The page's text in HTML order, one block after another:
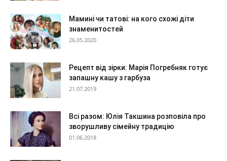
Мамині чи татові: на кого схожі діти
знаменитостей
26.05.2020
Рецепт від зірки: Марія Погребняк готує
запашну кашу з гарбуза
21.07.2019
Всі разом: Юлія Такшина розповіла про
зворушливу сімейну традицію
01.06.2018